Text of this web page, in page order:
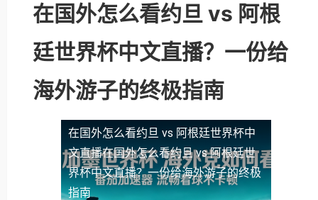
在国外怎么看约旦 vs 阿根
廷世界杯中文直播？一份给
海外游子的终极指南
在国外怎么看约旦 vs 阿根廷世界杯中
文直播在国外怎么看约旦 vs 阿根廷世
界杯中文直播？一份给海外游子的终极
指南